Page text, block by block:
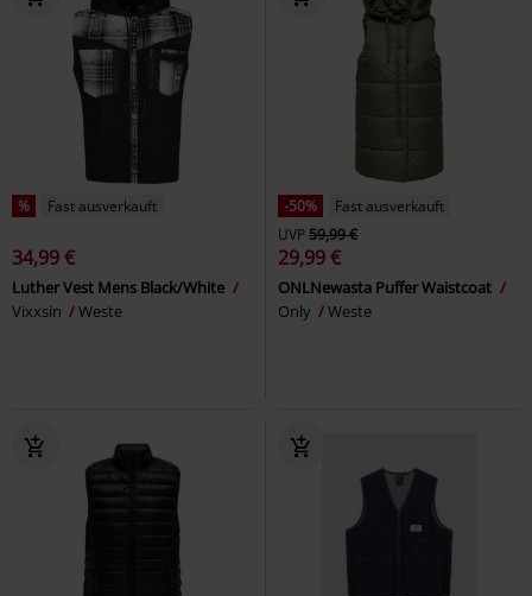
% Fast ausverkauft
34,99 €
Luther Vest Mens Black/White
Vixxsin
Weste
-50%
Fast ausverkauft
UVP59,99 €
29,99 €
ONLNewasta Puffer Waistcoat
Only
Weste